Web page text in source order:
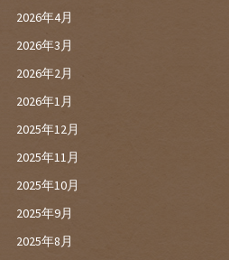
2026年4月
2026年3月
2026年2月
2026年1月
2025年12月
2025年11月
2025年10月
2025年9月
2025年8月